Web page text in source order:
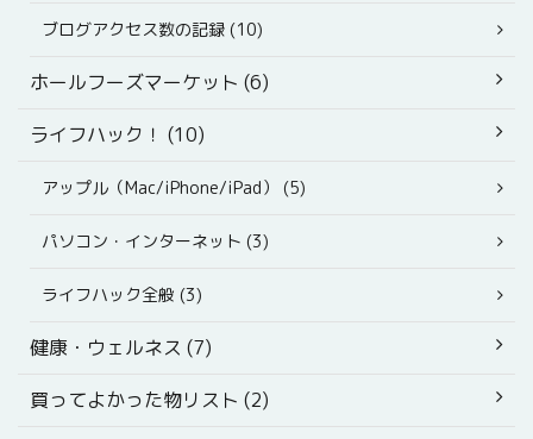
ブログアクセス数の記録 (10)
ホールフーズマーケット (6)
ライフハック！ (10)
アップル（Mac/iPhone/iPad） (5)
パソコン・インターネット (3)
ライフハック全般 (3)
健康・ウェルネス (7)
買ってよかった物リスト (2)